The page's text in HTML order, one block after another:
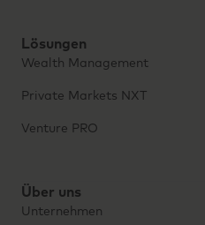
Lösungen
Wealth Management
Private Markets NXT
Venture PRO
Über uns
Unternehmen